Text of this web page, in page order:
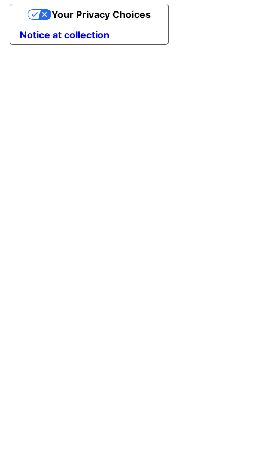
Notice at collection
Your Privacy Choices